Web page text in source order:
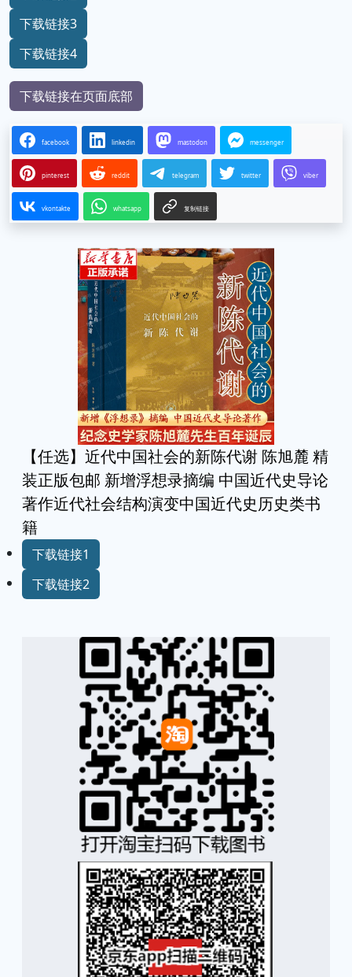
下载链接3
下载链接4
下载链接在页面底部
facebook linkedin mastodon messenger
pinterest reddit telegram twitter viber
vkontakte whatsapp 复制链接
【任选】近代中国社会的新陈代谢 陈旭麓 精
装正版包邮 新增浮想录摘编 中国近代史导论
著作近代社会结构演变中国近代史历史类书
籍
下载链接1
下载链接2